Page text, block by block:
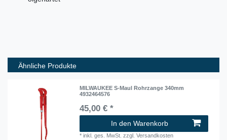
Ähnliche Produkte
MILWAUKEE S-Maul Rohrzange 340mm
4932464576
45,00 € *
In den Warenkorb
*inkl. ges. MwSt. zzgl.Versandkosten